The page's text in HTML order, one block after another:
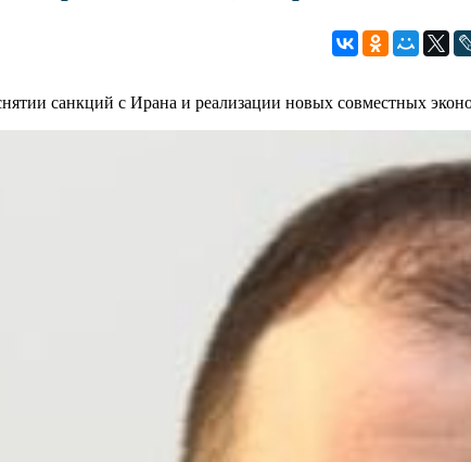
санкций с Ирана и реализации новых совместных